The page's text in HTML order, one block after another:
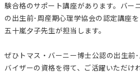
験合格のサポート講座があります。バー
の出生前･周産期心理学協会の認定講座
五十嵐夕子先生が担当します。
ぜひトマス・バーニー博士公認の出生
バイザーの資格を得て、ご活躍いただけ